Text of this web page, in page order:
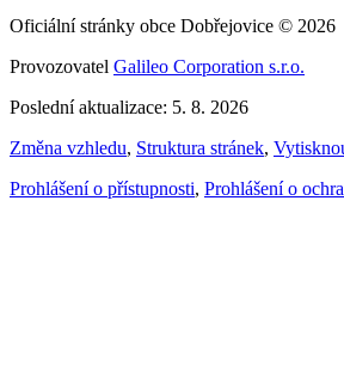
Oficiální stránky obce Dobřejovice © 2026
Provozovatel Galileo Corporation s.r.o.
Poslední aktualizace: 5. 8. 2026
Změna vzhledu, Struktura stránek,
Prohlášení o přístupnosti, Prohlášení o